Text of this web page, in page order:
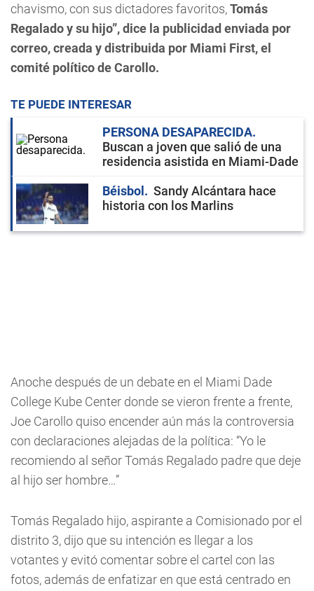
chavismo, con sus dictadores favoritos,Tomás
Regalado y su hijo”, dice la publicidad enviada por
correo, creada y distribuida por Miami First, el
comité político de Carollo.
TE PUEDE INTERESAR
PERSONA DESAPARECIDA
Buscan a joven que salió de una
residencia asistida en Miami-Dade
Béisbol
Sandy Alcántara hace
historia con los Marlins
Anoche después de un debate en el Miami Dade
College Kube Center donde se vieron frente a frente,
Joe Carollo quiso encender aún más la controversia
con declaraciones alejadas de la política: “Yo le
recomiendo al señor Tomás Regalado padre que deje
al hijo ser hombre…”
Tomás Regalado hijo, aspirante a Comisionado por el
distrito 3, dijo que su intención es llegar a los
votantes y evitó comentar sobre el cartel con las
fotos, además de enfatizar en que está centrado en